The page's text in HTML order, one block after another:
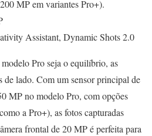
MP em variantes Pro+).
Assistant, Dynamic Shots 2.0
Pro seja o equilíbrio, as
de lado. Com um sensor principal de
MP no modelo Pro, com opções
a Pro+), as fotos capturadas
frontal de 20 MP é perfeita para